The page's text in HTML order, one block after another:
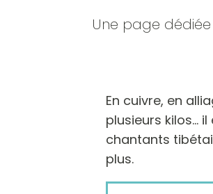
Une page
En cuivre, en
plusieurs kilos...
chantants
plus.